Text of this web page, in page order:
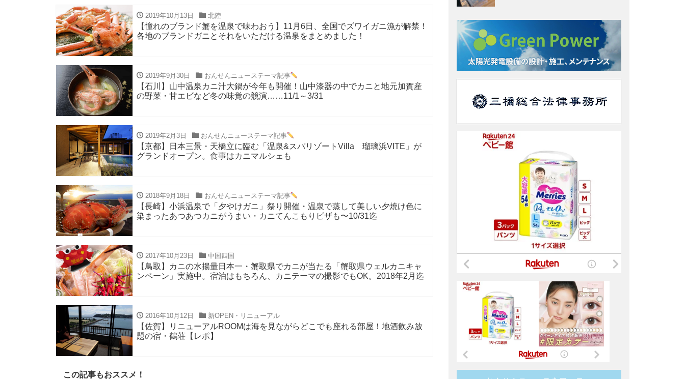
2019年10月13日 北陸
【憧れのブランド蟹を温泉で味わおう】11月6日、全国でズワイガニ漁が解禁！
各地のブランドガニとそれをいただける温泉をまとめました！
2019年9月30日 おんせんニューステーマ記事
【石川】山中温泉カニ汁大鍋が今年も開催！山中漆器の中でカニと地元加賀産
の野菜・甘エビなど冬の味覚の競演……11/1～3/31
2019年2月3日 おんせんニューステーマ記事
【京都】日本三景・天橋立に臨む「温泉&スパリゾートVilla 瑠璃浜VITE」が
グランドオープン。食事はカニマルシェも
2018年9月18日 おんせんニューステーマ記事
【長崎】小浜温泉で「夕やけガニ」祭り開催・温泉で蒸して美しい夕焼け色に
染まったあつあつカニがうまい・カニてんこもりピザも〜10/31迄
2017年10月23日 中国四国
【鳥取】カニの水揚量日本一・蟹取県でカニが当たる「蟹取県ウェルカニキャ
ンペーン」実施中。宿泊はもちろん、カニテーマの撮影でもOK。2018年2月迄
2016年10月12日 新OPEN・リニューアル
【佐賀】リニューアルROOMは海を見ながらどこでも座れる部屋！地酒飲み放
題の宿・鶴荘【レポ】
この記事もおススメ！